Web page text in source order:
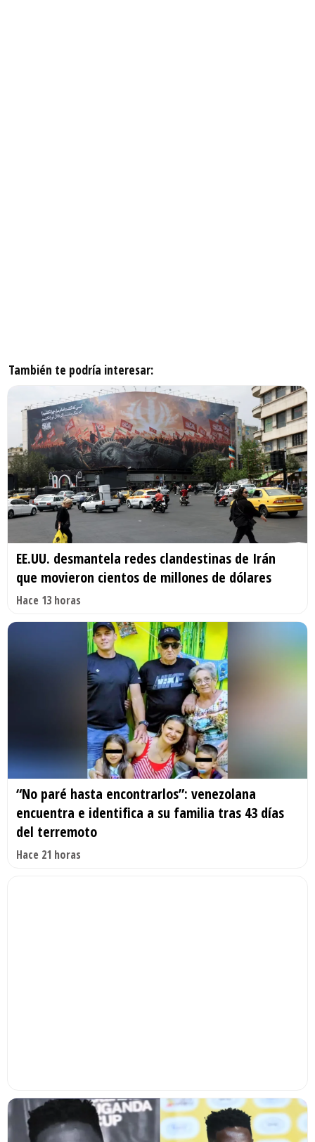
También te podría interesar:
EE.UU. desmantela redes clandestinas de Irán
que movieron cientos de millones de dólares
Hace 13 horas
“No paré hasta encontrarlos”: venezolana
encuentra e identifica a su familia tras 43 días
del terremoto
Hace 21 horas